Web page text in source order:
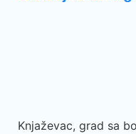
Knjaževac, grad sa